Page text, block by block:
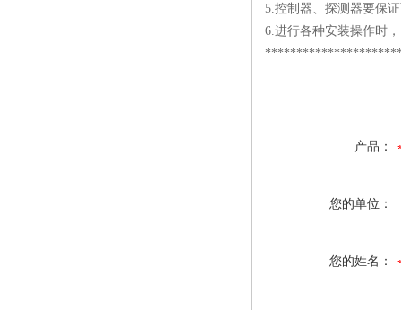
5.控制器、探测器要保
6.进行各种安装操作时
产品：
您的单位：
您的姓名：